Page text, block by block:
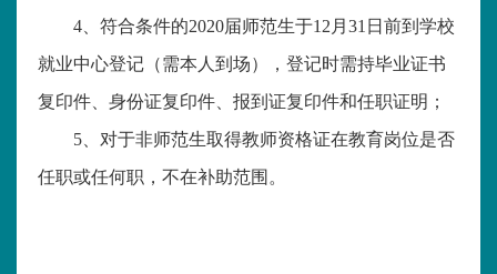
4、符合条件的2020届师范生于12月31日前到学校
就业中心登记（需本人到场），登记时需持毕业证书
复印件、身份证复印件、报到证复印件和任职证明；
5、对于非师范生取得教师资格证在教育岗位是否
任职或任何职，不在补助范围。